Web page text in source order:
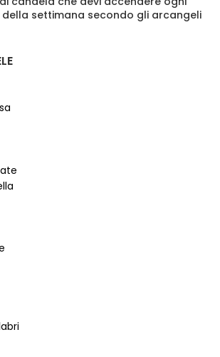
settimana secondo gli arcangeli